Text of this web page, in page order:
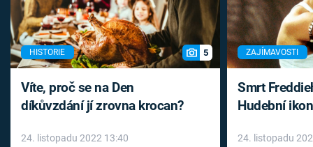
HISTORIE 5
Víte, proč se na Den
díkůvzdání jí zrovna krocan?
24. listopadu 2022 13:40
ZAJÍMAVOSTI
Smrt
Hudební
léky
24. listopadu